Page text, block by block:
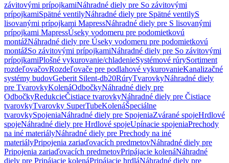
závitovými prípojkamiNáhradné diely pre So závitovými
prípojkamiSpätné ventilyNáhradné diely pre Spätné ventilyS
lisovanými prípojkami MapressNáhradné diely pre S lisovanými
prípojkami MapressÚseky vodomeru pre podomietkovú
montážNáhradné diely pre Úseky vodomeru pre podomietkovú
montážSo závitovými prípojkamiNáhradné diely pre So závitovými
prípojkamiPlošné vykurovanie/chladenieSystémové rúrySortiment
rozdeľovačovRozdeľovače pre podlahové vykurovanieKanalizačné
systémy budovGeberit Silent-db20RúryTvarovkyNáhradné diely
pre TvarovkyKolenáOdbočkyNáhradné diely pre
OdbočkyRedukcieČistiace tvarovkyNáhradné diely pre Čistiace
tvarovkyTvarovky SuperTubeKolenáŠpeciálne
tvarovkySpojeniaNáhradné diely pre SpojeniaZvárané spojeHrdlové
spojeNáhradné diely pre Hrdlové spojeUpínacie spojeniaPrechody
na iné materiályNáhradné diely pre Prechody na iné
materiályPripojenia zariaďovacích predmetovNáhradné diely pre
Pripojenia zariaďovacích predmetovPripájacie kolenáNáhradné
diely pre Pripájacie kolenáPripájacie hrdláNáhradné diely pre